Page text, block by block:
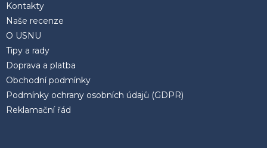
Kontakty
Naše recenze
O USNU
Tipy a rady
Doprava a platba
Obchodní podmínky
Podmínky ochrany osobních údajů (GDPR)
Reklamační řád